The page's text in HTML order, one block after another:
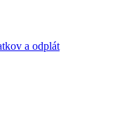
a odplát